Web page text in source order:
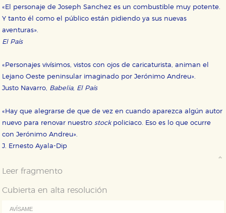
«El personaje de Joseph Sanchez es un combustible muy potente.
Y tanto él como el público están pidiendo ya sus nuevas
aventuras».
El País
«Personajes vivísimos, vistos con ojos de caricaturista, animan el
Lejano Oeste peninsular imaginado por Jerónimo Andreu».
Justo Navarro, Babelia, El País
«Hay que alegrarse de que de vez en cuando aparezca algún autor
nuevo para renovar nuestrostockpoliciaco. Eso es lo que ocurre
con Jerónimo Andreu».
J. Ernesto Ayala-Dip
Leer fragmento
Cubierta en alta resolución
AVÍSAME
almacenan directamente información personal sino
que se basan en la identificación única de su
navegador y dispositivo de internet.
Puede consultar nuestrapolítica de cookies